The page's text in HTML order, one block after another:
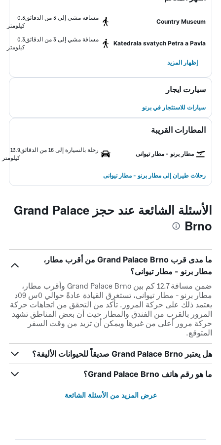
Country Museum
مسافة مشي إلى 3 من الدقائق
0.3
كيلومتر
Katedrala svatych Petra a Pavla
مسافة مشي إلى 3 من الدقائق
0.3
كيلومتر
إظهار المزيد
سيارت ايجار
سيارات للاستئجار في برنو
المطارات القريبة
مطار برنو - مطار تيوانى
رحلة بالسيارة إلى 16 من الدقائق
13.9
كيلومتر
رحلات طيران إلى مطار برنو - مطار تيوانى
الأسئلة الشائعة عند حجز Grand Palace
Brno
ما مدى قرب Grand Palace Brno من أقرب مطار،
مطار برنو - مطار تيوانى؟
ضمن مسافة 12.7 كم بين Grand Palace Brno وأقرب مطار،
مطار برنو - مطار تيوانى، تستغرق القيادة عادةً حوالي 0س 09د
يعتمد ذلك على حركة المرور. تأكد من التحقق من اتجاهات حركة
المرور بالقرب من الفندق والمطار حيث أن بعض المناطق تشهد
حركة مرور أعلى من غيرها ويمكن أن تزيد من وقت السفر
المتوقع.
هل يعتبر Grand Palace Brno صديقاً للحيوانات الأليفة؟
ما هو رقم هاتف Grand Palace Brno؟
عرض المزيد من الأسئلة الشائعة